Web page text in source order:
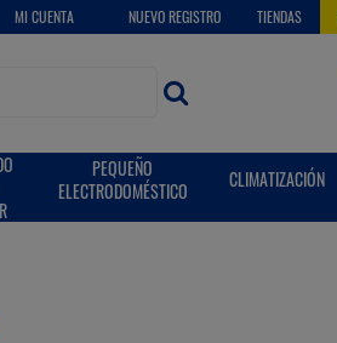
MI CUENTA NUEVO REGISTRO TIENDAS
PEQUEÑO
ELECTRODOMÉSTICO
CLIMATIZACIÓN